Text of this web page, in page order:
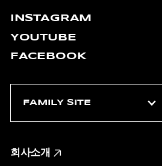
INSTAGRAM
YOUTUBE
FACEBOOK
회사소개